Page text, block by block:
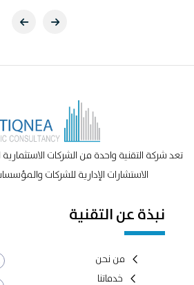
تعد شركة التقنية واحدة من الشركات
الاستشارات الإدارية للشركات
نبذة عن التقنية
من نحن
خدماتنا